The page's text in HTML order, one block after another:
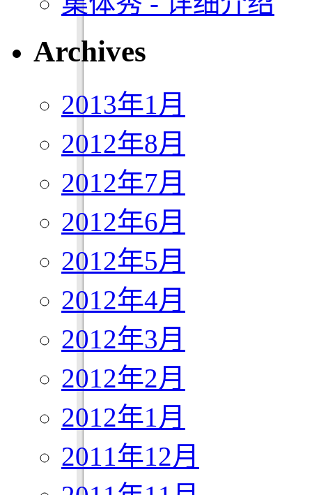
Archives
2013年1月
2012年8月
2012年7月
2012年6月
2012年5月
2012年4月
2012年3月
2012年2月
2012年1月
2011年12月